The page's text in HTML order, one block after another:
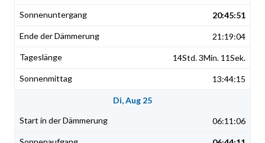
20:45:51
21:19:04
14Std. 3Min. 11Sek.
13:44:15
Di, Aug 25
06:11:06